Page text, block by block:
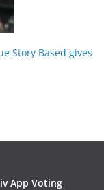
Story Based gives
App Voting